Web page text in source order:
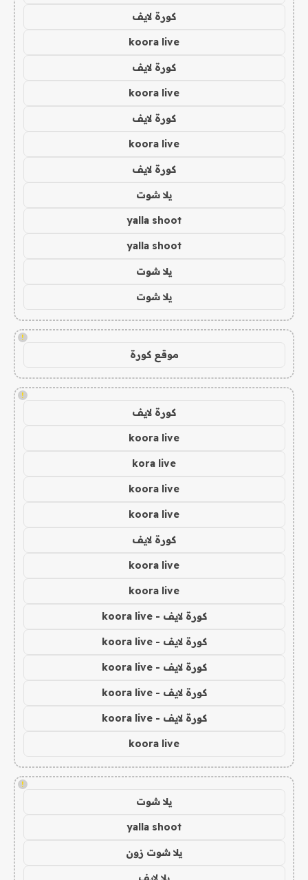
كورة لايف
koora live
كورة لايف
koora live
كورة لايف
koora live
كورة لايف
يلا شوت
yalla shoot
yalla shoot
يلا شوت
يلا شوت
!
موقع كورة
!
كورة لايف
koora live
kora live
koora live
koora live
كورة لايف
koora live
koora live
كورة لايف - koora live
كورة لايف - koora live
كورة لايف - koora live
كورة لايف - koora live
كورة لايف - koora live
koora live
!
يلا شوت
yalla shoot
يلا شوت زون